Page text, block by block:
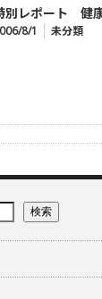
別レポート 健
8/1 未分類
検索